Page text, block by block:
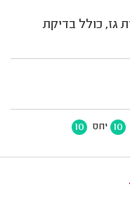
גז, כולל בדיקת
10 יחס 10